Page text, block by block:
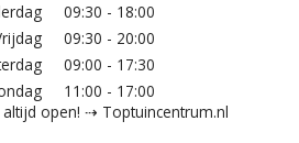
09:30 - 18:00
09:30 - 20:00
09:00 - 17:30
11:00 - 17:00
open! ⇢ Toptuincentrum.nl